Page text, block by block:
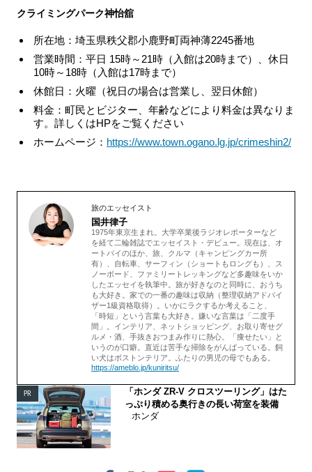
クライミングパーク神怡舘
所在地：埼玉県秩父郡小鹿野町両神薄2245番地
営業時間：平日 15時～21時（入館は20時まで）、休日
10時～18時（入館は17時まで）
休館日：火曜（祝日の場合は営業し、翌日休館）
料金：町民とビジター、年齢などにより料金は異なりま
す。詳しくはHPをご覧ください
ホームページ： https://www.town.ogano.lg.jp/crimeshin2/
旅のエッセイスト
国井律子
1975年東京生まれ。大学卒業後ラジオレポーターなど
を経て二輪雑誌でエッセイスト・デビュー。現在は、オ
ートバイのほか、旅、クルマ（キャンピングカー所
有）、自転車、サーフィン（ショートもロングも）、ス
ノーボード、ファミリートレッキングなど多趣味をいか
したエッセイを執筆中。旅が好きなのと同時に、おうち
も大好き。家での一番の趣味は収納（整理収納アドバイ
ザー1級資格取得）。いかにラクするか考えること、
「時短」という言葉も大好き。嫌いな言葉は「二度手
間」。インテリア、ネットショッピング、お取り寄せグ
ルメ・酒、手抜きおつまみ作りに熱心。「痩せたい」と
いうのが口癖。直近は苦手な掃除をがんばっている。飼
い犬はボストンテリア。ふたりの男児の母でもある。
https://ameblo.jp/kuniritsu/
PR
「ホンダ ZR-V クロスツーリング」はた
っぷり積める奥行きの長い荷室を装備
ホンダ